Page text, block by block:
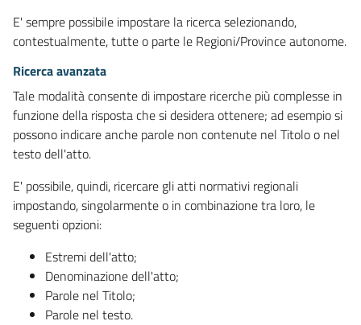
E' sempre possibile impostare la ricerca selezionando,
contestualmente, tutte o parte le Regioni/Province autonome.
Ricerca avanzata
Tale modalità consente di impostare ricerche più complesse in
funzione della risposta che si desidera ottenere; ad esempio si
possono indicare anche parole non contenute nel Titolo o nel
testo dell'atto.
E' possibile, quindi, ricercare gli atti normativi regionali
impostando, singolarmente o in combinazione tra loro, le
seguenti opzioni:
Estremi dell'atto;
Denominazione dell'atto;
Parole nel Titolo;
Parole nel testo.